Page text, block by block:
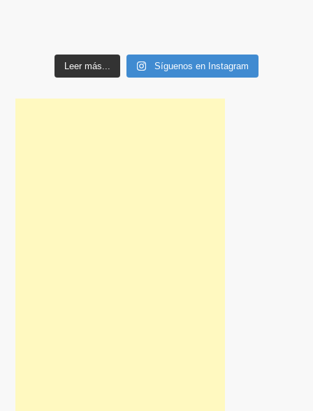
Leer más... Síguenos en Instagram